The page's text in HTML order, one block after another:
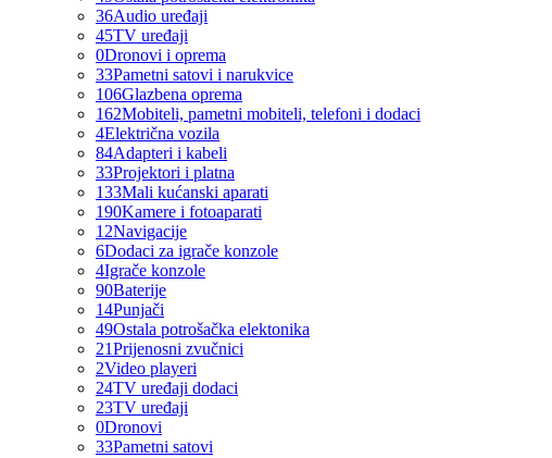
36Audio uređaji
45TV uređaji
0Dronovi i oprema
33Pametni satovi i narukvice
106Glazbena oprema
162Mobiteli, pametni mobiteli, telefoni i dodaci
4Električna vozila
84Adapteri i kabeli
33Projektori i platna
133Mali kućanski aparati
190Kamere i fotoaparati
12Navigacije
6Dodaci za igrače konzole
4Igrače konzole
90Baterije
14Punjači
49Ostala potrošačka elektonika
21Prijenosni zvučnici
2Video playeri
24TV uređaji dodaci
23TV uređaji
0Dronovi
33Pametni satovi